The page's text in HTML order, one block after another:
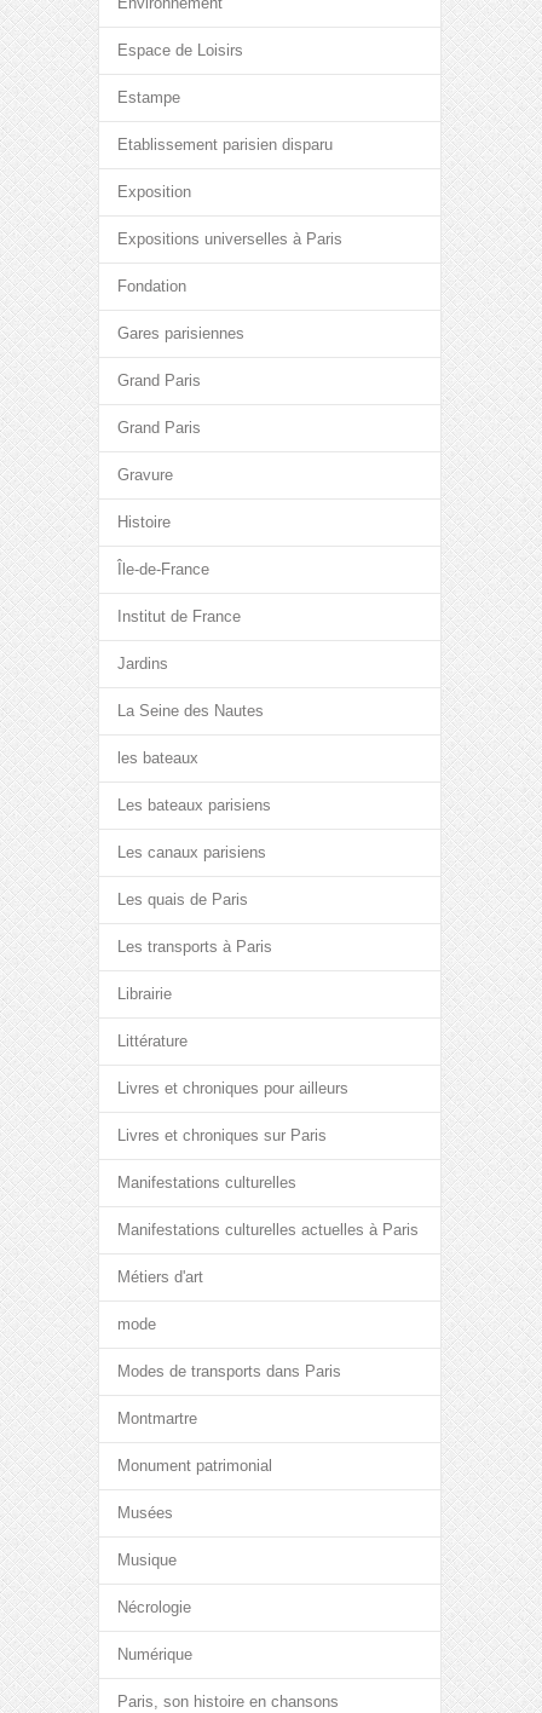
Espace de Loisirs
Estampe
Etablissement parisien disparu
Exposition
Expositions universelles à Paris
Fondation
Gares parisiennes
Grand Paris
Grand Paris
Gravure
Histoire
Île-de-France
Institut de France
Jardins
La Seine des Nautes
les bateaux
Les bateaux parisiens
Les canaux parisiens
Les quais de Paris
Les transports à Paris
Librairie
Littérature
Livres et chroniques pour ailleurs
Livres et chroniques sur Paris
Manifestations culturelles
Manifestations culturelles actuelles à Paris
Métiers d'art
mode
Modes de transports dans Paris
Montmartre
Monument patrimonial
Musées
Musique
Nécrologie
Numérique
Paris, son histoire en chansons